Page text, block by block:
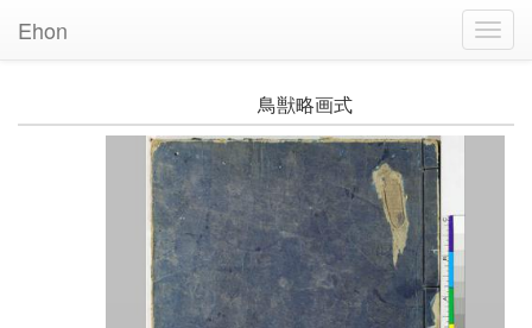
Ehon
鳥獣略画式
Previous